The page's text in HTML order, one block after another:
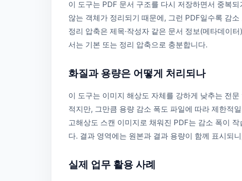
이 도구는 PDF 문서 구조를 다시 저장하면서 중복
않는 객체가 정리되기 때문에, 그런 PDF일수록 감
정리 압축은 제목·작성자 같은 문서 정보(메타데이
서는 기본 또는 정리 압축으로 충분합니다.
화질과 용량은 어떻게 처리되나
이 도구는 이미지 해상도 자체를 강하게 낮추는 전
적지만, 그만큼 용량 감소 폭도 파일에 따라 제한적
고해상도 스캔 이미지로 채워진 PDF는 감소 폭이
다. 결과 영역에는 원본과 결과 용량이 함께 표시되
실제 업무 활용 사례